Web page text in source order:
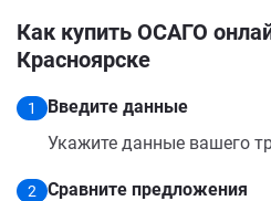
Как купить ОСАГО
Красноярске
1
Введите данные
Укажите данные вашего
2
Сравните предложения